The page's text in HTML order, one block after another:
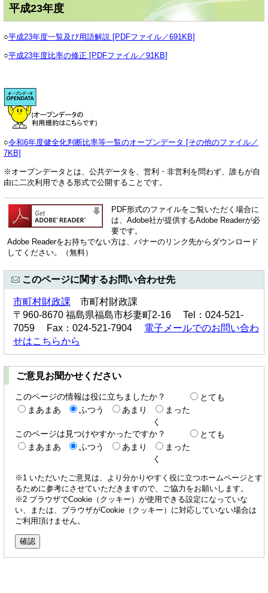
平成23年度
○平成23年度一覧及び用語解説 [PDFファイル／691KB]
○平成23年度比率の修正 [PDFファイル／91KB]
○令和6年度健全化判断比率等一覧のオープンデータ [その他のファイル／
7KB]
※オープンデータとは、公共データを、営利・非営利を問わず、誰もが自
由に二次利用できる形式で公開することです。
PDF形式のファイルをご覧いただく場合に
は、Adobe社が提供するAdobe Readerが必
要です。
Adobe Readerをお持ちでない方は、バナーのリンク先からダウンロード
してください。（無料）
このページに関するお問い合わせ先
市町村財政課 市町村財政課
〒960-8670 福島県福島市杉妻町2-16 Tel：024-521-
7059 Fax：024-521-7904 電子メールでのお問い合わ
せはこちらから
ご意見お聞かせください
このページの情報は役に立ちましたか？
とても
まあまあ
ふつう あまり
まった
く
このページは見つけやすかったですか？
とても
まあまあ
ふつう あまり
まった
く
※1 いただいたご意見は、より分かりやすく役に立つホームページとす
るために参考にさせていただきますので、ご協力をお願いします。
※2 ブラウザでCookie（クッキー）が使用できる設定になっていな
い、または、ブラウザがCookie（クッキー）に対応していない場合は
ご利用頂けません。